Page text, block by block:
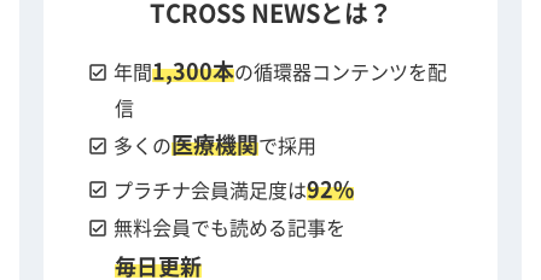
TCROSS NEWSとは？
check_box 年間1,300本の循環器コンテンツを配
信
check_box 多くの医療機関で採用
check_box プラチナ会員満足度は92%
check_box 無料会員でも読める記事を
毎日更新